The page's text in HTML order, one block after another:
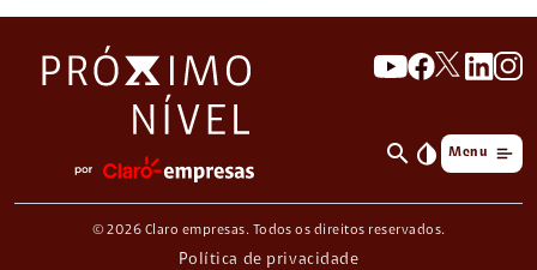
search invert_colors Menu
© 2026 Claro empresas. Todos os direitos reservados.
Política de privacidade